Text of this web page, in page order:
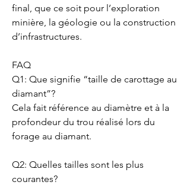
final, que ce soit pour l’exploration
minière, la géologie ou la construction
d’infrastructures.
FAQ
Q1: Que signifie “taille de carottage au
diamant”?
Cela fait référence au diamètre et à la
profondeur du trou réalisé lors du
forage au diamant.
Q2: Quelles tailles sont les plus
courantes?